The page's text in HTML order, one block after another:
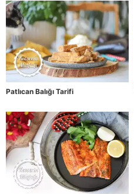
Patlıcan Balığı Tarifi